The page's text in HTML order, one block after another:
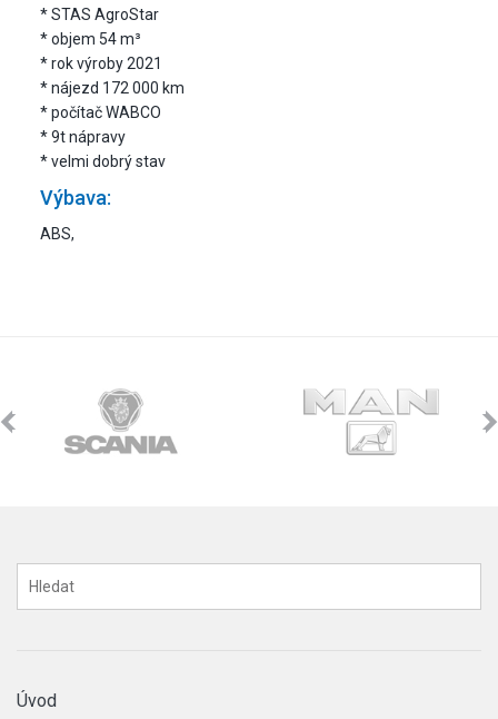
* STAS AgroStar
* objem 54 m³
* rok výroby 2021
* nájezd 172 000 km
* počítač WABCO
* 9t nápravy
* velmi dobrý stav
Výbava:
ABS,
Úvod